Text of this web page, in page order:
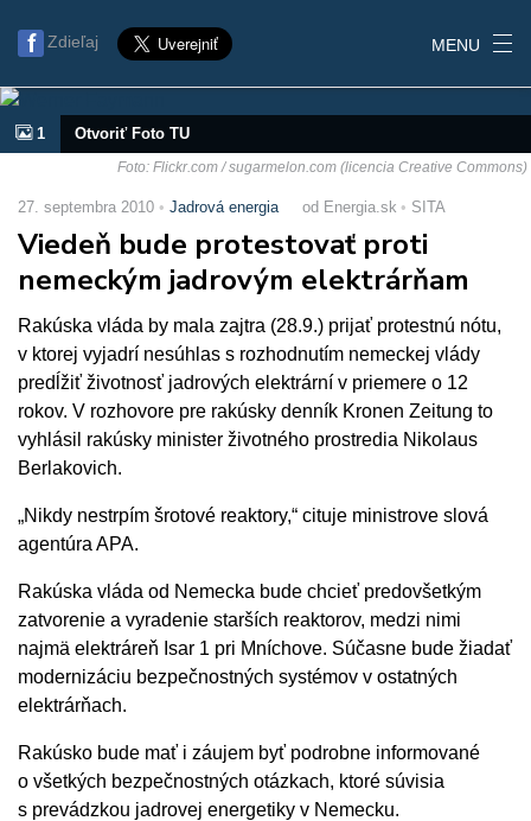
Zdieľaj MENU
1 Otvoriť Foto TU
Foto: Flickr.com / sugarmelon.com (licencia Creative Commons)
27. septembra 2010 Jadrová energia od Energia.sk SITA
Viedeň bude protestovať proti
nemeckým jadrovým elektrárňam
Rakúska vláda by mala zajtra (28.9.) prijať protestnú nótu,
v ktorej vyjadrí nesúhlas s rozhodnutím nemeckej vlády
predĺžiť životnosť jadrových elektrární v priemere o 12
rokov. V rozhovore pre rakúsky denník Kronen Zeitung to
vyhlásil rakúsky minister životného prostredia Nikolaus
Berlakovich.
„Nikdy nestrpím šrotové reaktory,“ cituje ministrove slová
agentúra APA.
Rakúska vláda od Nemecka bude chcieť predovšetkým
zatvorenie a vyradenie starších reaktorov, medzi nimi
najmä elektráreň Isar 1 pri Mníchove. Súčasne bude žiadať
modernizáciu bezpečnostných systémov v ostatných
elektrárňach.
Rakúsko bude mať i záujem byť podrobne informované
o všetkých bezpečnostných otázkach, ktoré súvisia
s prevádzkou jadrovej energetiky v Nemecku.